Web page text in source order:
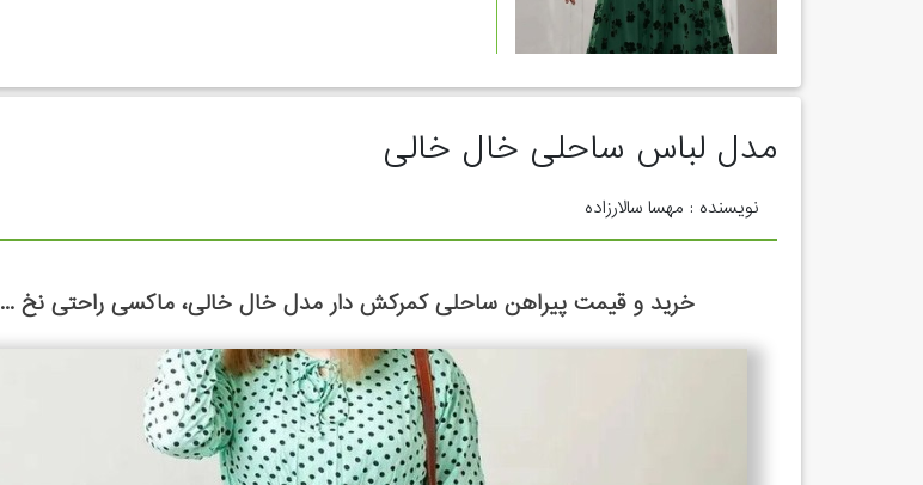
مدل لباس ساحلی خال خالی
نویسنده : مهسا سالارزاده
خرید و قیمت پیراهن ساحلی کمرکش دار مدل خال خالی، ماکسی راحتی نخ ...